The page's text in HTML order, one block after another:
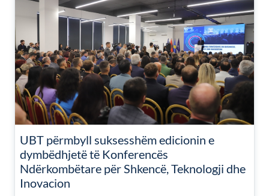
UBT përmbyll suksesshëm edicionin e
dymbëdhjetë të Konferencës
Ndërkombëtare për Shkencë, Teknologji dhe
Inovacion